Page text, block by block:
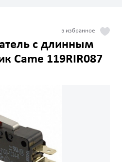
с длинным
Came 119RIR087